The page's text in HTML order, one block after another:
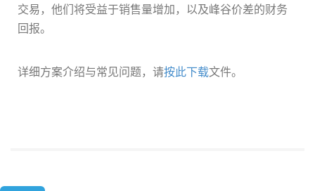
交易，他们将受益于销售量增加，以及峰谷价差的财务
回报。
详细方案介绍与常见问题，请按此下载文件。